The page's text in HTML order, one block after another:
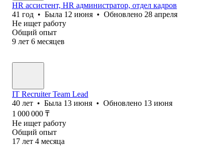
HR ассистент, HR администратор, отдел кадров
41 год • Была 12 июня • Обновлено 28 апреля
Не ищет работу
Общий опыт
9 лет 6 месяцев
IT Recruiter Team Lead
40 лет • Была 13 июня • Обновлено 13 июня
1 000 000 ₸
Не ищет работу
Общий опыт
17 лет 4 месяца